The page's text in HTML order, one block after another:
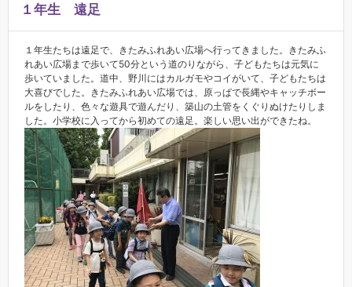
１年生 遠足
１年生たちは遠足で、きたみふれあい広場へ行ってきました。きたみふ
れあい広場まで歩いて50分という道のりながら、子どもたちは元気に
歩いていました。道中、野川にはカルガモやコイがいて、子どもたちは
大喜びでした。きたみふれあい広場では、原っぱで長縄やキャッチボー
ルをしたり、色々な遊具で遊んだり、築山の土管をくぐりぬけたりしま
した。小学校に入ってから初めての遠足。楽しい思い出ができたね。